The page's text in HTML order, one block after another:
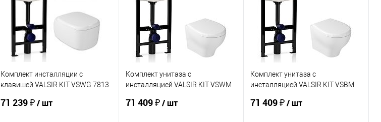
В избранное
В наличии
В избранное
В избранное
Комплект инсталляции с
клавишей VALSIR KIT VSWG 7813
71 239 ₽/ шт
Комплект унитаза с
инсталляцией VALSIR KIT VSWM
71 409 ₽/ шт
Комплект унитаза с
инсталляцией VALSIR KIT VSBM
71 409 ₽/ шт